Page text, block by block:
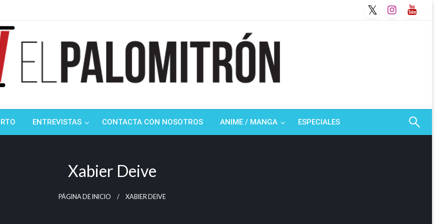
ENTREVISTAS CONTACTA CON NOSOTROS ANIME / MANGA ESPECIALES
Xabier Deive
PÁGINA DE INICIO XABIER DEIVE